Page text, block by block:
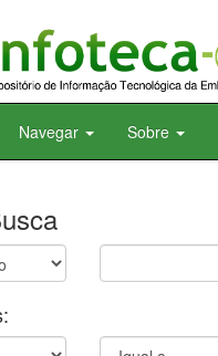
Navegar Sobre